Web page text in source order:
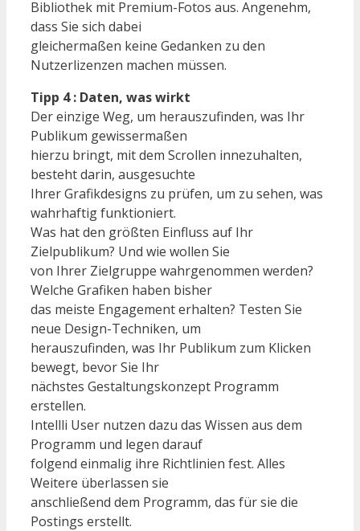
Bibliothek mit Premium-Fotos aus. Angenehm,
dass Sie sich dabei
gleichermaßen keine Gedanken zu den
Nutzerlizenzen machen müssen.
Tipp 4 : Daten, was wirkt
Der einzige Weg, um herauszufinden, was Ihr
Publikum gewissermaßen
hierzu bringt, mit dem Scrollen innezuhalten,
besteht darin, ausgesuchte
Ihrer Grafikdesigns zu prüfen, um zu sehen, was
wahrhaftig funktioniert.
Was hat den größten Einfluss auf Ihr
Zielpublikum? Und wie wollen Sie
von Ihrer Zielgruppe wahrgenommen werden?
Welche Grafiken haben bisher
das meiste Engagement erhalten? Testen Sie
neue Design-Techniken, um
herauszufinden, was Ihr Publikum zum Klicken
bewegt, bevor Sie Ihr
nächstes Gestaltungskonzept Programm
erstellen.
Intellli User nutzen dazu das Wissen aus dem
Programm und legen darauf
folgend einmalig ihre Richtlinien fest. Alles
Weitere überlassen sie
anschließend dem Programm, das für sie die
Postings erstellt.